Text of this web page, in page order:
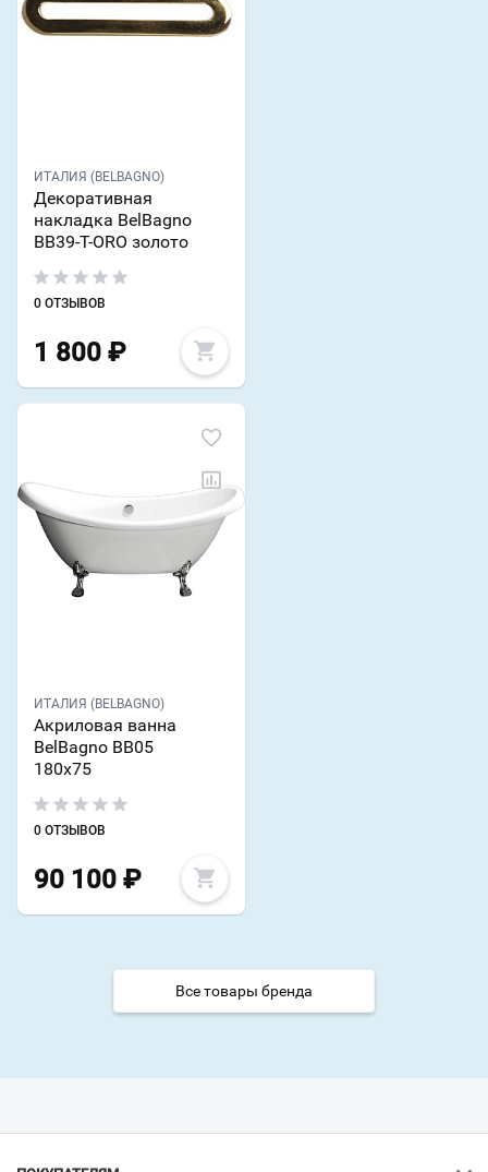
ИТАЛИЯ (BELBAGNO)
Декоративная
накладка BelBagno
BB39-T-ORO золото
0 ОТЗЫВОВ
1 800 ₽
ИТАЛИЯ (BELBAGNO)
Акриловая ванна
BelBagno BB05
180х75
0 ОТЗЫВОВ
90 100 ₽
Все товары бренда